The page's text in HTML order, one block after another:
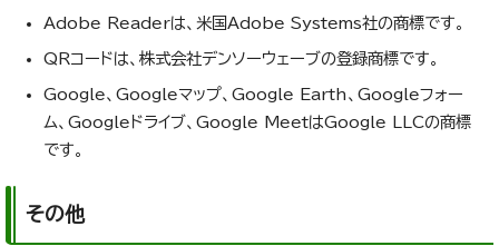
Adobe Readerは、米国Adobe Systems社の商標です。
QRコードは、株式会社デンソーウェーブの登録商標です。
Google、Googleマップ、Google Earth、Googleフォー
ム、Googleドライブ、Google MeetはGoogle LLCの商標
です。
その他